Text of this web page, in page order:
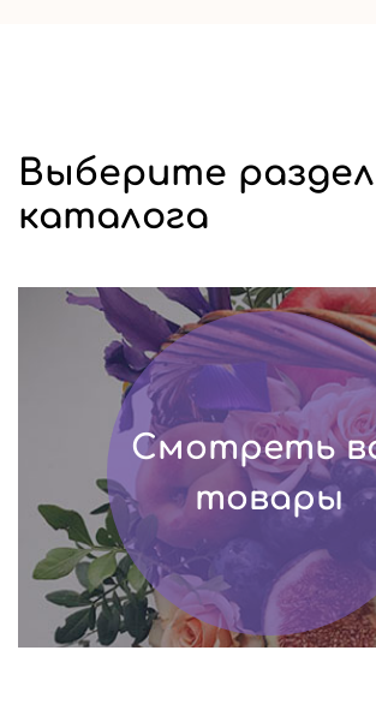
Выберите раздел
каталога
Смотреть
товары